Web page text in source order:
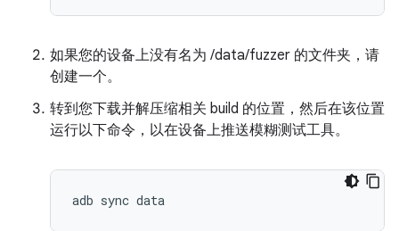
如果您的设备上没有名为 /data/fuzzer 的文件夹，请
创建一个。
转到您下载并解压缩相关 build 的位置，然后在该位置
运行以下命令，以在设备上推送模糊测试工具。